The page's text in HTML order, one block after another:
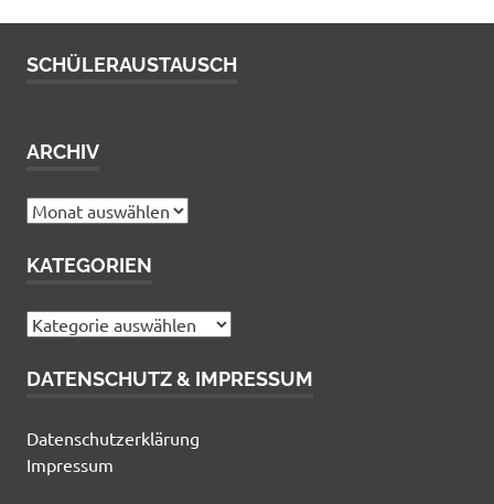
SCHÜLERAUSTAUSCH
ARCHIV
Archiv
KATEGORIEN
Kategorien
DATENSCHUTZ & IMPRESSUM
Datenschutzerklärung
Impressum